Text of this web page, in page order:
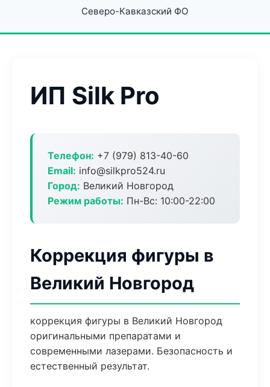
Северо-Кавказский ФО
ИП Silk Pro
Телефон: +7 (979) 813-40-60
Email: info@silkpro524.ru
Город: Великий Новгород
Режим работы: Пн-Вс: 10:00-22:00
Коррекция фигуры в
Великий Новгород
коррекция фигуры в Великий Новгород
оригинальными препаратами и
современными лазерами. Безопасность и
естественный результат.